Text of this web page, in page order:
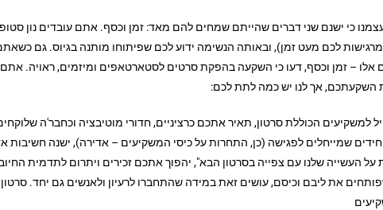
כי ישנם שני דברים שהייתם שמחים להם מאד: זמן וכסף. אתם עובדים נון
מרגישות לכם מעט זמן), ובאותה הנשימה ידוע לכם שפיתוחו מותנה בגיוס. גם
אלו – זמן וכסף, דעו כי השקעה בהפקת סרטים לסטארטאפים ומיזמים, ראויה.
השקעתכם, אך לנו יש כמה לתת לכם:
למשקיעים הכוללת סרטון, תאיר אתכם כרציניים, חדורי מוטיבציה וכחבר'ה
שמייחלים לפגישה (כן, התחרות על כיסי המשקיעים – אדירה), ישנה חשיבות
על העשייה שלנו עם צפייה בסרטון הבא", יהפוך אתכם זכירים ויתרום לתדמית
את ליבם וכיסם, עושים זאת במידה שהתחברו לרעיון ולאנשים גם יחד.